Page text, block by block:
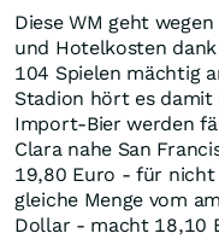
Diese WM geht
und Hotelkosten
104 Spielen mächtig
Stadion hört es
Import-Bier werden
Clara nahe San
19,80 Euro - für nicht
gleiche Menge vom
Dollar - macht 18,10